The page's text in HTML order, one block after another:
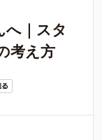
へ｜スタ
考え方